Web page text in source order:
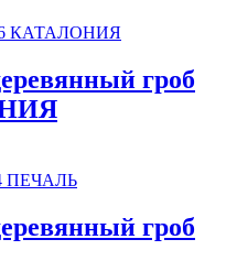
гроб
гроб